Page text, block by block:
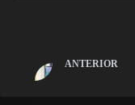
ANTERIOR